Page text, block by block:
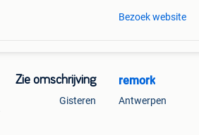
Bezoek website
Zie omschrijving
Gisteren
remork
Antwerpen